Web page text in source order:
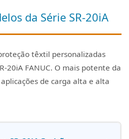
da Série SR-20iA
têxtil personalizadas
20iA FANUC. O mais potente da
de carga alta e alta